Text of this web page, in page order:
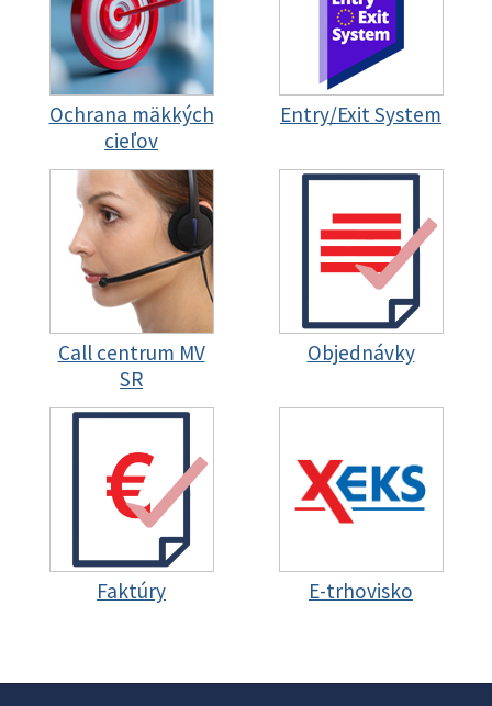
Ochrana mäkkých
cieľov
Entry/Exit System
Call centrum MV
SR
Objednávky
Faktúry E-trhovisko